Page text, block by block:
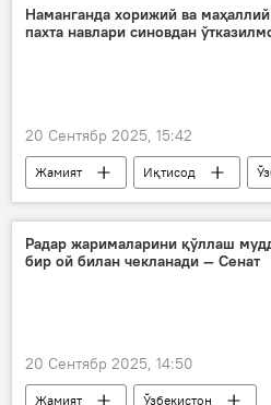
Эрон
Европа
Наманганда хорижий ва маҳаллий
пахта навлари синовдан
20 Сентябр 2025, 15:42
Жамият Иқтисод
Наманган вилояти
пахта
Радар жарималарини қўллаш
бир ой билан чекланади — Сенат
20 Сентябр 2025, 14:50
Жамият
Ўзбекистон